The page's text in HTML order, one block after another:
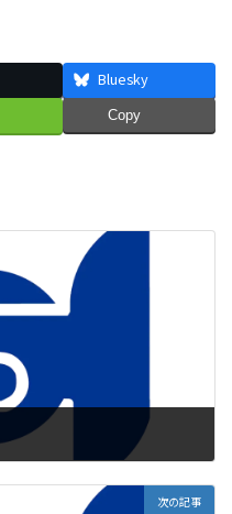
Bluesky
Copy
次の記事